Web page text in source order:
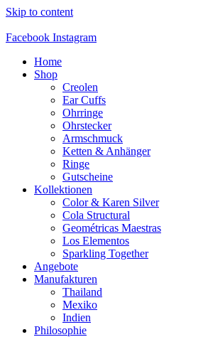
Skip to content
Facebook Instagram
Home
Shop
Creolen
Ear Cuffs
Ohrringe
Ohrstecker
Armschmuck
Ketten & Anhänger
Ringe
Gutscheine
Kollektionen
Color & Karen Silver
Cola Structural
Geométricas Maestras
Los Elementos
Sparkling Together
Angebote
Manufakturen
Thailand
Mexiko
Indien
Philosophie